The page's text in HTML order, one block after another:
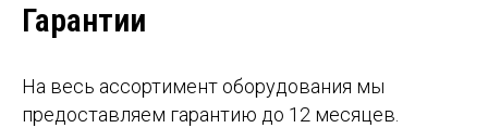
Гарантии
На весь ассортимент оборудования мы
предоставляем гарантию до 12 месяцев.